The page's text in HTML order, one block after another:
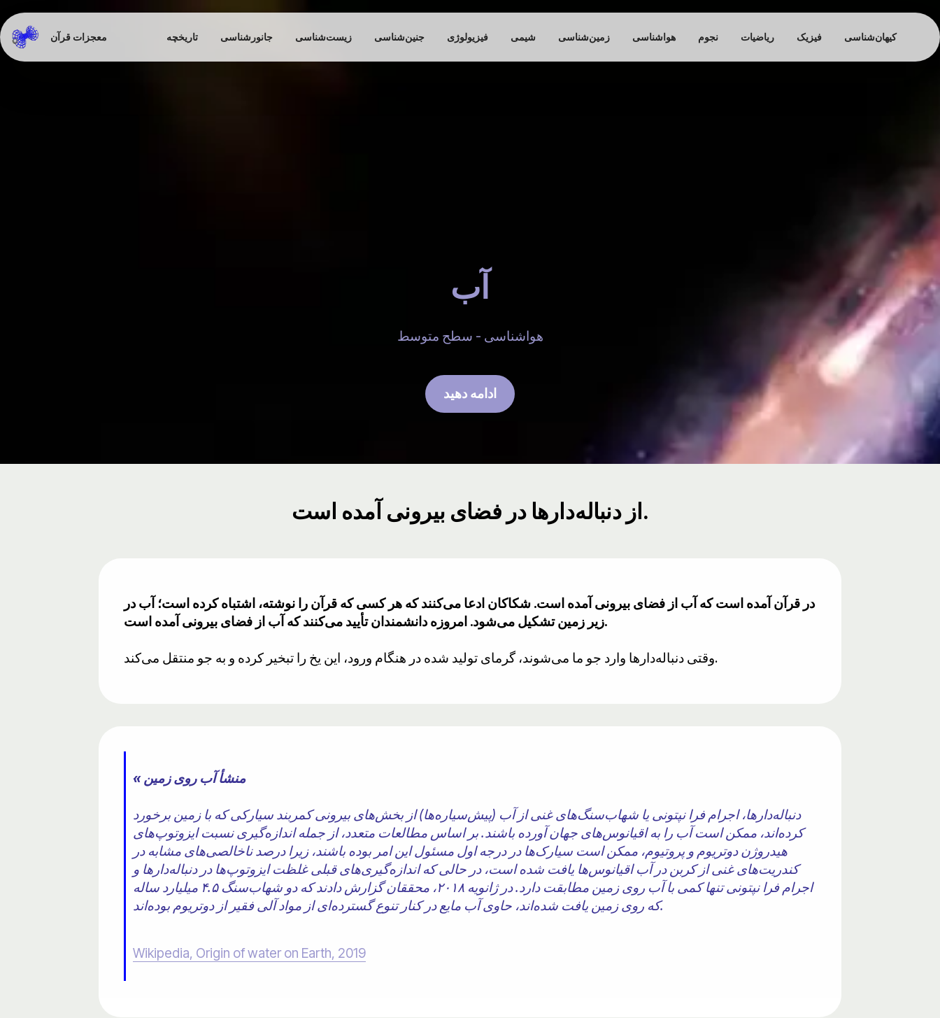
معجزات قرآن تاریخچه جانورشناسی زیست‌شناسی جنین‌شناسی فیزیولوژی شیمی زمین‌شناسی هواشناسی نجوم ریاضیات فیزیک کیهان‌شناسی
آب
هواشناسی - سطح متوسط
ادامه دهید
از دنباله‌دارها در فضای بیرونی آمده است.
در قرآن آمده است که آب از فضای بیرونی آمده است. شکاکان ادعا می‌کنند که هر کسی که قرآن را نوشته، اشتباه کرده است؛ آب در
زیر زمین تشکیل می‌شود. امروزه دانشمندان تأیید می‌کنند که آب از فضای بیرونی آمده است.
وقتی دنباله‌دارها وارد جو ما می‌شوند، گرمای تولید شده در هنگام ورود، این یخ را تبخیر کرده و به جو منتقل می‌کند.
« منشأ آب روی زمین
دنباله‌دارها، اجرام فرا نپتونی یا شهاب‌سنگ‌های غنی از آب (پیش‌سیاره‌ها) از بخش‌های بیرونی کمربند سیارکی که با زمین برخورد
کرده‌اند، ممکن است آب را به اقیانوس‌های جهان آورده باشند. بر اساس مطالعات متعدد، از جمله اندازه‌گیری نسبت ایزوتوپ‌های
هیدروژن دوتریوم و پروتیوم، ممکن است سیارک‌ها در درجه اول مسئول این امر بوده باشند، زیرا درصد ناخالصی‌های مشابه در
کندریت‌های غنی از کربن در آب اقیانوس‌ها یافت شده است، در حالی که اندازه‌گیری‌های قبلی غلظت ایزوتوپ‌ها در دنباله‌دارها و
اجرام فرا نپتونی تنها کمی با آب روی زمین مطابقت دارد. در ژانویه ۲۰۱۸، محققان گزارش دادند که دو شهاب‌سنگ ۴.۵ میلیارد ساله
که روی زمین یافت شده‌اند، حاوی آب مایع در کنار تنوع گسترده‌ای از مواد آلی فقیر از دوتریوم بوده‌اند.
Wikipedia, Origin of water on Earth, 2019